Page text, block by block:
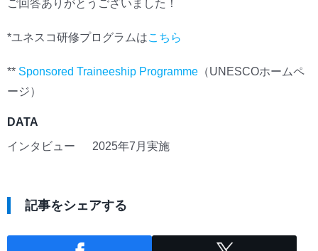
ご回答ありがとうございました！
*ユネスコ研修プログラムはこちら
** Sponsored Traineeship Programme （UNESCOホームペ
ージ）
DATA
インタビュー
2025年7月実施
記事をシェアする